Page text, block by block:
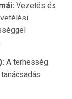
Vezetés és
vetélési
A terhesség